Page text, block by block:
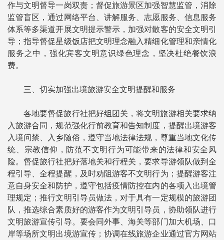
作与文明督导一岗双责；督促旅游景区加强智慧监管，消除
监管盲区，通过网络平台、讲解服务、志愿服务、信息服务
体系等多渠道开展文明提示警示，加强对散客的安全文明引
导；指导督促星级饭店把文明理念融入精细化管理和亲情化
服务之中，强化宾客文明意识绿色理念，坚决杜绝餐饮浪
费。
三、切实加强出境旅游安全文明提醒和服务
各地要督促旅行社把好组团关，将文明旅游相关要求纳
入旅游合同，规范强化行前教育和告知制度，提醒出境游客
入境问禁、入乡随俗，遵守当地法律法规，尊重当地文化传
统、宗教信仰，防范不文明行为可能带来的法律和安全风
险。督促旅行社把好落地关和行程关，要求导游领队做到全
程引导、全程提醒，及时劝阻游客不文明行为；提醒游客注
意自身安全和防护，遵守包括疫情防控在内的各项入出境管
理规定；推行文明引导员做法，对于具有一定规模的旅游团
队，推选综合素质好的游客作为文明引导员，协助领队进行
文明旅游宣传引导。要会同外事、海关等部门加大机场、口
岸等场所文明出境游宣传；协调在线旅游企业通过官方网站